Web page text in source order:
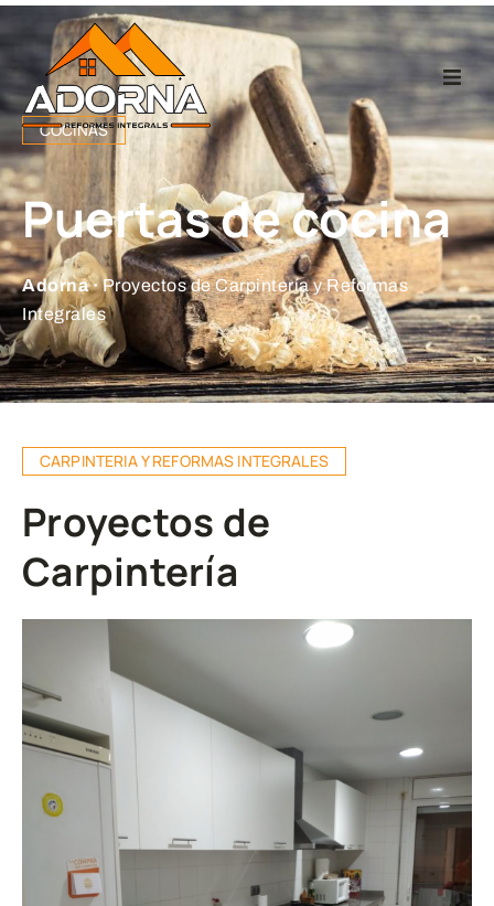
Home
Carpintería
Reformas
Proyectos
Empresa
COCINAS
Puertas de cocina
Adorna ·Proyectos de Carpintería y Reformas
Integrales
CARPINTERIA Y REFORMAS INTEGRALES
Proyectos de
Carpintería